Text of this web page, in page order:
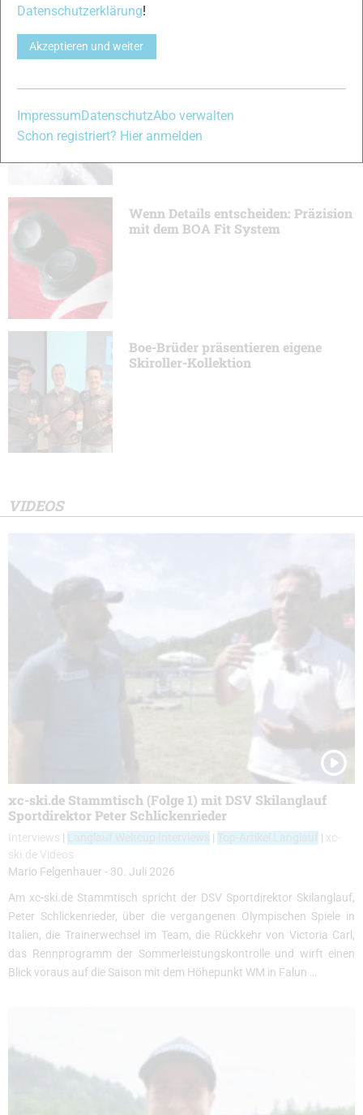
durchgesetzt. Skiwachs-Spezialist HWK hat sich dem Thema
Rossignol mit erneuerter Race
Expert Serie
Wenn Details entscheiden: Präzision
mit dem BOA Fit System
Boe-Brüder präsentieren eigene
Skiroller-Kollektion
VIDEOS
xc-ski.de Stammtisch (Folge 1) mit DSV Skilanglauf
Sportdirektor Peter Schlickenrieder
Interviews | | | xc-
ski.de Videos
Mario Felgenhauer - 30. Juli 2026
Am xc-ski.de Stammtisch spricht der DSV Sportdirektor Skilanglauf,
Peter Schlickenrieder, über die vergangenen Olympischen Spiele in
Italien, die Trainerwechsel im Team, die Rückkehr von Victoria Carl,
das Rennprogramm der Sommerleistungskontrolle und wirft einen
Blick voraus auf die Saison mit dem Höhepunkt WM in Falun …
Datenschutzerklärung!
Akzeptieren und weiter
ImpressumDatenschutzAbo verwalten
Schon registriert? Hier anmelden